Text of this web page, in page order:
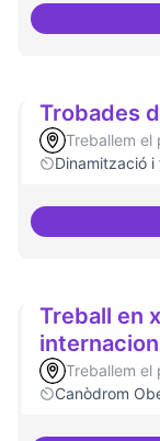
Trobades
Treballem el
Dinamització
Treball en
Treballem el
Canòdrom